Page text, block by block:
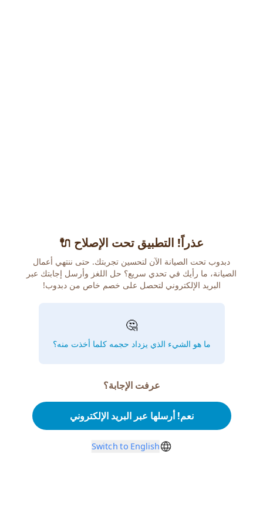
عذراً! التطبيق تحت الإصلاح 🔌
دبدوب تحت الصيانة الآن لتحسين تجربتك. حتى ننتهي أعمال
الصيانة، ما رأيك في تحدي سريع؟ حل اللغز وأرسل إجابتك عبر
البريد الإلكتروني لتحصل على خصم خاص من دبدوب!
🤔
ما هو الشيء الذي يزداد حجمه كلما أخذت منه؟
عرفت الإجابة؟
نعم! أرسلها عبر البريد الإلكتروني
Switch to English